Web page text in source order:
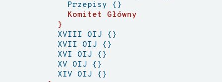
Przepisy
Komitet Główny
XVIII OIJ
XVII OIJ
XVI OIJ
XV OIJ
XIV OIJ